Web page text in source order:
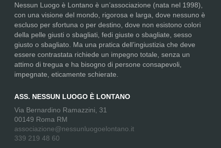
Nessun Luogo è Lontano è un’associazione (nata nel 1998),
con una visione del mondo, rigorosa e larga, dove nessuno è
escluso per sfortuna o per destino, dove non esistono colori
della pelle giusti o sbagliati, fedi giuste o sbagliate, sesso
giusto o sbagliato. Ma una pratica dell’ingiustizia che deve
essere contrastata richiede un impegno totale, senza un
attimo di tregua e ha bisogno di persone consapevoli,
impegnate, eticamente schierate.
ASS. NESSUN LUOGO È LONTANO
Via Bernardino Ramazzini, 31
00149 Roma RM
associazione@nessunluogoelontano.it
339 219 48 60